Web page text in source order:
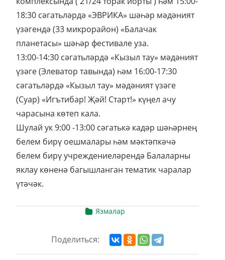
18:30 сәгатьләрдә «ЭВРИКА» шәһәр мәдәният
үзәгендә (33 микрорайон) «Балачак
планетасы» шәһәр фестивале уза.
13:00-14:30 сәгатьләрдә «Кызыл тау» мәдәният
үзәге (Элеватор тавында) һәм 16:00-17:30
сәгатьләрдә «Кызыл тау» мәдәният үзәге
(Суар) «Игътибар! Җәй! Старт!» күңел ачу
чарасына көтеп кала.
Шулай ук 9:00 -13:00 сәгатькә кадәр шәһәрнең
белем бирү оешмалары һәм мәктәпкәчә
белем бирү учреждениеләрендә Балаларны
яклау көненә багышланган тематик чаралар
үтәчәк.
Язмалар
Поделиться: